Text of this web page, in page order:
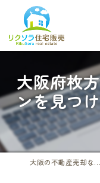
大阪府枚
ンを見つ
大阪の不動産売却なら株式会社リクソラ住宅販売